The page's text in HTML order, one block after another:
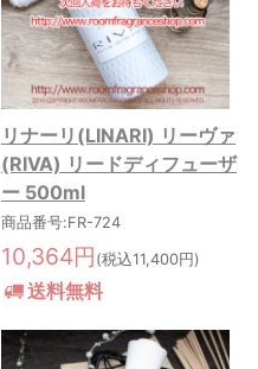
リナーリ(LINARI) リーヴァ
(RIVA) リードディフューザ
ー 500ml
商品番号:FR-724
10,364円 (税込11,400円)
送料無料